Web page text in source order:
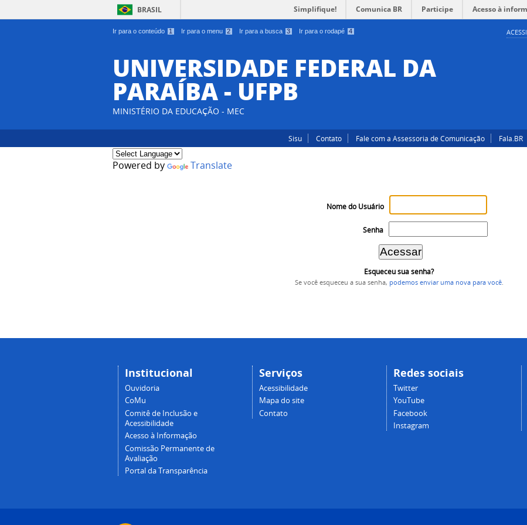
Ir para o conteúdo 1 Ir para o menu 2 Ir para a busca 3 Ir para o rodapé 4
BRASIL Simplifique! Comunica BR Participe Acesso à
UNIVERSIDADE FEDERAL DA
PARAÍBA - UFPB
MINISTÉRIO DA EDUCAÇÃO - MEC
Sisu Contato Fale com a Assessoria de Comunicação Fala.BR
Powered by Translate
Nome do Usuário
Senha
Esqueceu sua senha?
Se você esqueceu a sua senha, podemos enviar uma nova para você.
Institucional
Ouvidoria
CoMu
Comitê de Inclusão e
Acessibilidade
Acesso à Informação
Comissão Permanente de
Avaliação
Portal da Transparência
Serviços
Acessibilidade
Mapa do site
Contato
Redes sociais
Twitter
YouTube
Facebook
Instagram